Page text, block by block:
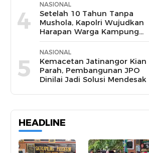
4
NASIONAL
Setelah 10 Tahun Tanpa
Mushola, Kapolri Wujudkan
Harapan Warga Kampung
Pasir Sukamakmur
5
NASIONAL
Kemacetan Jatinangor Kian
Parah, Pembangunan JPO
Dinilai Jadi Solusi Mendesak
HEADLINE